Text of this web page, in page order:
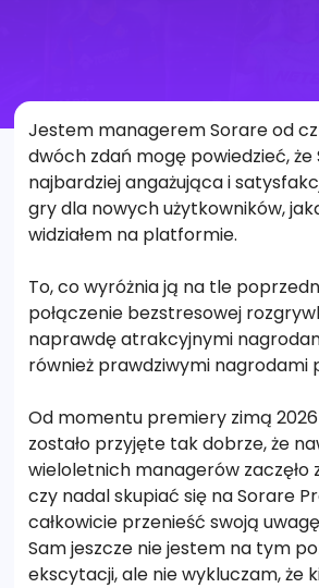
Jestem managerem Sorare od
dwóch zdań mogę powiedzieć,
najbardziej angażująca i
gry dla nowych użytkowników,
widziałem na platformie.
To, co wyróżnia ją na tle
połączenie bezstresowej
naprawdę atrakcyjnymi
również prawdziwymi nagrodami
Od momentu premiery zimą
zostało przyjęte tak dobrze, że
wieloletnich managerów zaczęło
czy nadal skupiać się na Sorare
całkowicie przenieść swoją
Sam jeszcze nie jestem na tym
ekscytacji, ale nie wykluczam, że